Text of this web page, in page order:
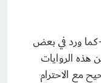
ورد في بعض
هذه الروايات
مع الاحترام